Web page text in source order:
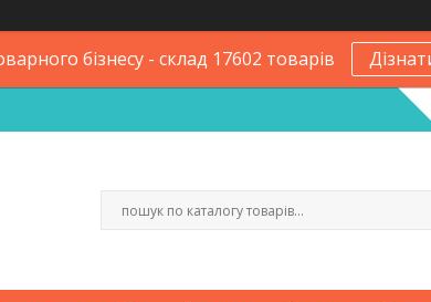
бізнесу - склад 17602 товарів